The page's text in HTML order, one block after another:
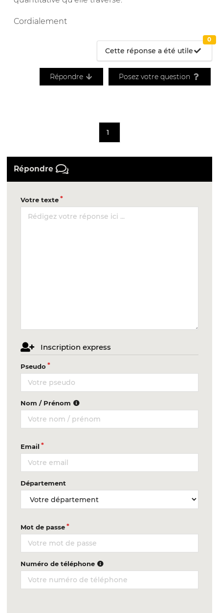
Cordialement
Cette réponse a été utile
0
Répondre Posez votre question
1
Répondre
Votre texte
Inscription express
Pseudo
Nom / Prénom
Email
Département
Mot de passe
Numéro de téléphone